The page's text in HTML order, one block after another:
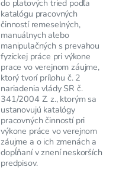
do platových tried podľa
katalógu pracovných
činností remeselných,
manuálnych alebo
manipulačných s prevahou
fyzickej práce pri výkone
prace vo verejnom záujme,
ktorý tvorí prílohu č. 2
nariadenia vlády SR č.
341/2004 Z. z., ktorým sa
ustanovujú katalógy
pracovných činností pri
výkone práce vo verejnom
záujme a o ich zmenách a
dopĺňaní v znení neskorších
predpisov.